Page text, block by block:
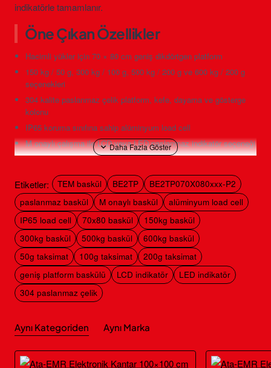
indikatörle tamamlanır.
Öne Çıkan Özellikler
Hacimli yükler için 70 × 80 cm geniş dikdörtgen platform
150 kg / 50 g, 300 kg / 100 g, 500 kg / 200 g ve 600 kg / 200 g
seçenekleri
304 kalite paslanmaz çelik platform, kefe, dayama ve gösterge
kolonu
IP65 koruma sınıfına sahip alüminyum load cell
M onaylı çalışma ile LCD veya LED paslanmaz indikatör seçeneği
Kullanım Avantajı
70×80 cm dikdörtgen tartım alanı; büyük kasaların, geniş
kolilerin, üretim kaplarının ve hacimli paketlerin platform
üzerine daha rahat yerleştirilmesine yardımcı olur. 80 cm
uzunluğundaki kenar, daha küçük platformlara sığmayan
dikdörtgen tabanlı yükler için ek kullanım alanı sağlar.
Baskül üretim, paketleme, depo ve sevkiyat hazırlama
süreçlerinde kullanılabilir. Tartılacak yükün platform sınırları
yerleştirilmesi ve ürün ile taşıma kabının toplam ağırlığının
seçilen kapasiteyi aşmaması gerekir.
Etiketler: TEM baskül BE2TP
BE2TP070X080xxx-P2
paslanmaz baskül
M onaylı baskül
alüminyum load cell
IP65 load cell
70x80 baskül
150kg baskül
300kg baskül
500kg baskül
600kg baskül
50g taksimat
100g taksimat
200g taksimat
geniş platform baskülü
LCD indikatör
LED indikatör
304 paslanmaz çelik
Aynı Kategoriden Aynı Marka